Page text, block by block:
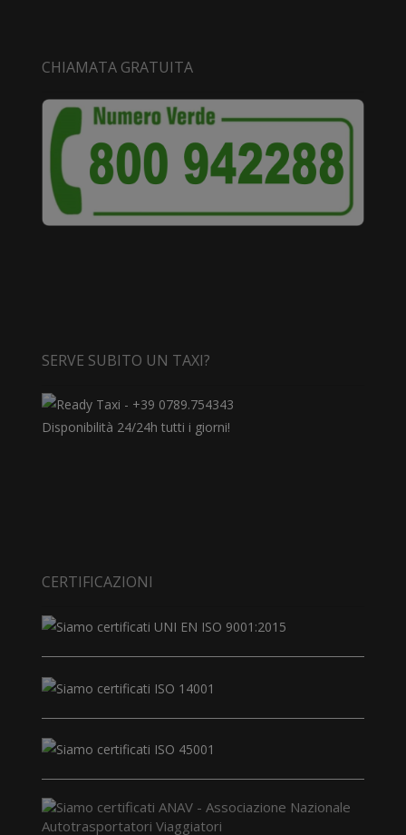
CHIAMATA GRATUITA
SERVE SUBITO UN TAXI?
Disponibilità 24/24h tutti i giorni!
CERTIFICAZIONI